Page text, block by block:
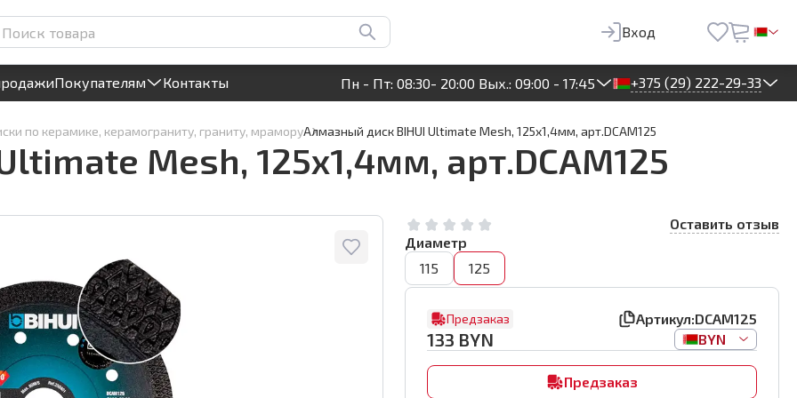
Круглосуточный! Прием заявок на сайте
Вход
Покупателям Контакты Пн - Пт: 08:30- 20:00 Вых.: 09:00 - 17:45 +375 (29) 222-29-33
арт.DCAM125
Предзаказ
по керамике, керамограниту, граниту, мраморуАлмазный диск BIHUI Ultimate Mesh, 125х1,4мм, арт.DCAM125
Mesh, 125х1,4мм, арт.DCAM125
Оставить отзыв
Диаметр
115
125
Предзаказ Артикул:DCAM125
133 BYN BYN
Предзаказ